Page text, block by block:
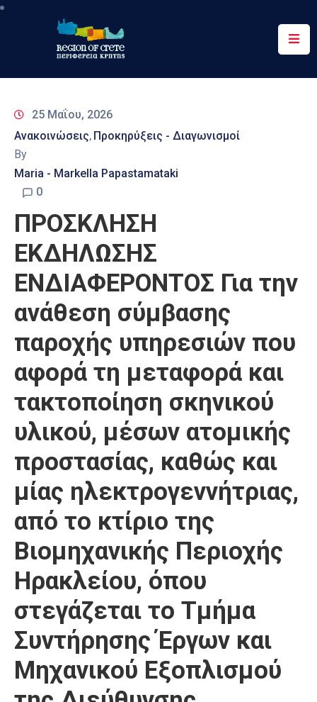
Περιφέρεια
&
Δράσεις
Ψηφιακές
Επικοινωνία
25 Μαΐου, 2026
Ανακοινώσεις‚ Προκηρύξεις - Διαγωνισμοί
By
Maria - Markella Papastamataki
0
ΠΡΟΣΚΛΗΣΗ
ΕΚΔΗΛΩΣΗΣ
ΕΝΔΙΑΦΕΡΟΝΤΟΣ Για την
ανάθεση σύμβασης
παροχής υπηρεσιών που
αφορά τη μεταφορά και
τακτοποίηση σκηνικού
υλικού, μέσων ατομικής
προστασίας, καθώς και
μίας ηλεκτρογεννήτριας,
από το κτίριο της
Βιομηχανικής Περιοχής
Ηρακλείου, όπου
στεγάζεται το Τμήμα
Συντήρησης Έργων και
Μηχανικού Εξοπλισμού